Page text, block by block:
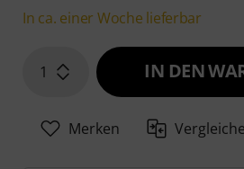
In ca. einer Woche lieferbar
1 IN DEN
Merken